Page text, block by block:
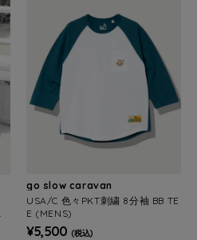
go slow caravan
USA/C 色々PKT刺繍 8分袖 BB TE
E (MENS)
¥5,500 (税込)